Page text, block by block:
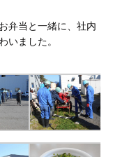
弁当と一緒に、社内
いました。